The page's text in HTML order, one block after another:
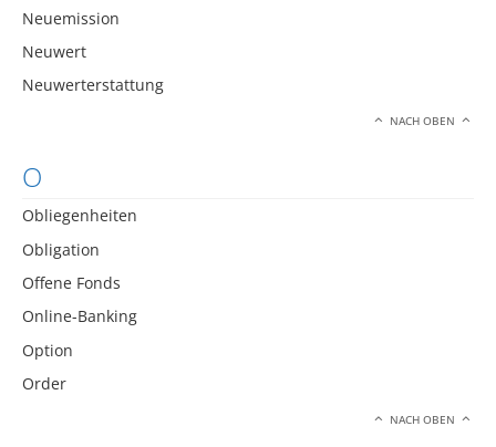
Neuemission
Neuwert
Neuwerterstattung
NACH OBEN
O
Obliegenheiten
Obligation
Offene Fonds
Online-Banking
Option
Order
NACH OBEN